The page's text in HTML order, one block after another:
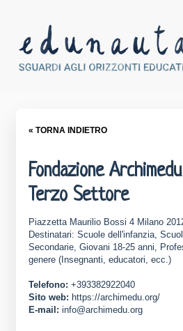
« TORNA INDIETRO
Fondazione
Terzo Settore
Piazzetta Maurilio Bossi 4 Milano
Destinatari: Scuole dell'infanzia,
Secondarie, Giovani 18-25 anni,
genere (Insegnanti, educatori, ecc.)
Telefono: +393382922040
Sito web: https://archimedu.org/
E-mail: info@archimedu.org